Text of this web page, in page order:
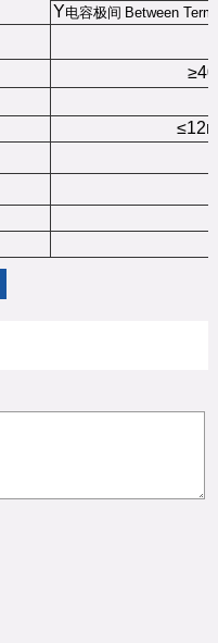
Y电容极间 Between